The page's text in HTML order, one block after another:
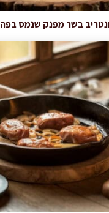
בשר מפנק שנמס בפה